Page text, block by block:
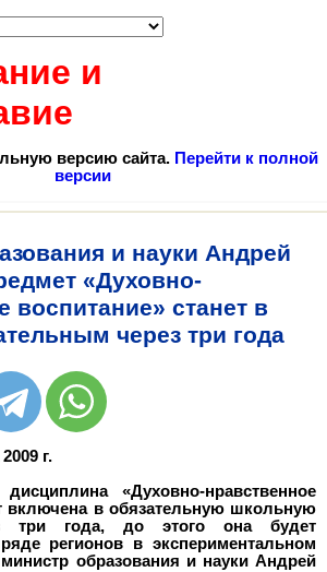
и
версию сайта. Перейти к полной
версии
и науки Андрей
«Духовно-
воспитание» станет в
через три года
г.
«Духовно-нравственное
включена в обязательную школьную
три года, до этого она будет
регионов в экспериментальном
образования и науки Андрей